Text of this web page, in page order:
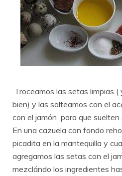
Troceamos las setas limpias
bien) y las salteamos con el
con el jamón para que suelten
En una cazuela con fondo
picadita en la mantequilla y
agregamos las setas con el
mezclándo los ingredientes